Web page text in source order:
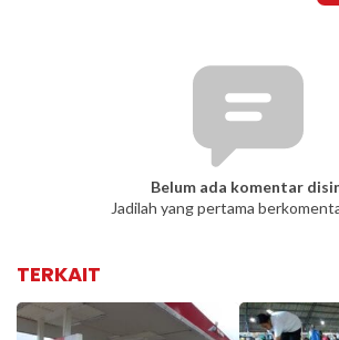
Belum ada komentar
Jadilah yang pertama
TERKAIT